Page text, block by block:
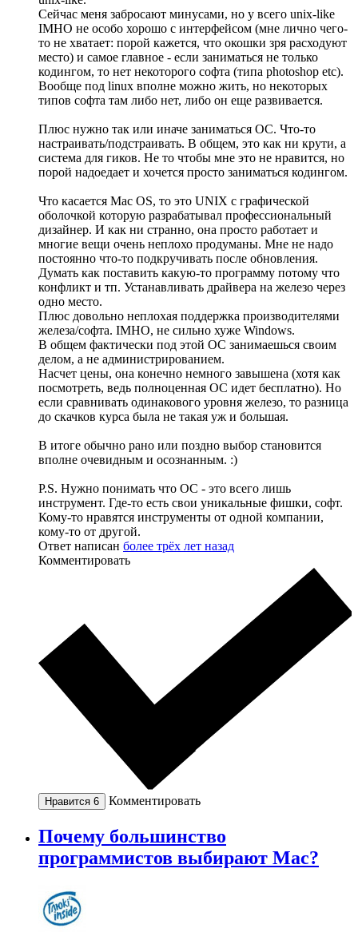
Сейчас меня забросают минусами, но у всего unix-like
IMHO не особо хорошо с интерфейсом (мне лично чего-
то не хватает: порой кажется, что окошки зря расходуют
место) и самое главное - если заниматься не только
кодингом, то нет некоторого софта (типа photoshop etc).
Вообще под linux вполне можно жить, но некоторых
типов софта там либо нет, либо он еще развивается.
Плюс нужно так или иначе заниматься ОС. Что-то
настраивать/подстраивать. В общем, это как ни крути, а
система для гиков. Не то чтобы мне это не нравится, но
порой надоедает и хочется просто заниматься кодингом.
Что касается Mac OS, то это UNIX с графической
оболочкой которую разрабатывал профессиональный
дизайнер. И как ни странно, она просто работает и
многие вещи очень неплохо продуманы. Мне не надо
постоянно что-то подкручивать после обновления.
Думать как поставить какую-то программу потому что
конфликт и тп. Устанавливать драйвера на железо через
одно место.
Плюс довольно неплохая поддержка производителями
железа/софта. IMHO, не сильно хуже Windows.
В общем фактически под этой ОС занимаешься своим
делом, а не администрированием.
Насчет цены, она конечно немного завышена (хотя как
посмотреть, ведь полноценная ОС идет бесплатно). Но
если сравнивать одинакового уровня железо, то разница
до скачков курса была не такая уж и большая.
В итоге обычно рано или поздно выбор становится
вполне очевидным и осознанным. :)
P.S. Нужно понимать что ОС - это всего лишь
инструмент. Где-то есть свои уникальные фишки, софт.
Кому-то нравятся инструменты от одной компании,
кому-то от другой.
Ответ написан более трёх лет назад
Комментировать
Нравится 6 Комментировать
Почему большинство
программистов выбирают Mac?